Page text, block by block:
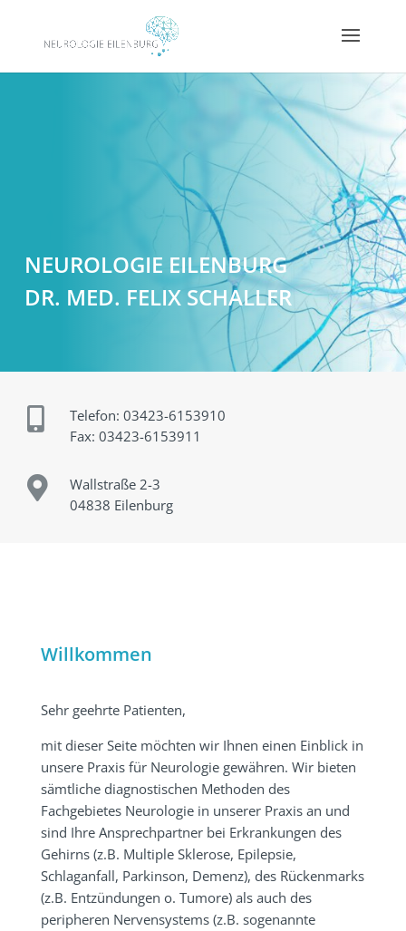
NEUROLOGIE EILENBURG
DR. MED. FELIX SCHALLER

Telefon: 03423-6153910
Fax: 03423-6153911

Wallstraße 2-3
04838 Eilenburg
Willkommen
Sehr geehrte Patienten,
mit dieser Seite möchten wir Ihnen einen Einblick in
unsere Praxis für Neurologie gewähren. Wir bieten
sämtliche diagnostischen Methoden des
Fachgebietes Neurologie in unserer Praxis an und
sind Ihre Ansprechpartner bei Erkrankungen des
Gehirns (z.B. Multiple Sklerose, Epilepsie,
Schlaganfall, Parkinson, Demenz), des Rückenmarks
(z.B. Entzündungen o. Tumore) als auch des
peripheren Nervensystems (z.B. sogenannte